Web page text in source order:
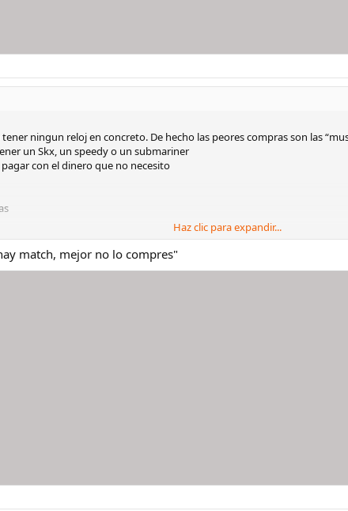
ningun reloj en concreto. De hecho las peores compras son las
un Skx, un speedy o un submariner
con el dinero que no necesito
inmediato
a la frustración
Haz clic para expandir...
match, mejor no lo compres"